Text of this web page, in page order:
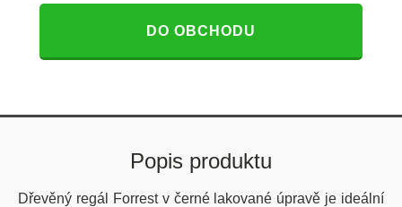
DO OBCHODU
Popis produktu
Dřevěný regál Forrest v černé lakované úpravě je ideální